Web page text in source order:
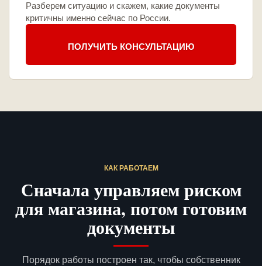
Разберем ситуацию и скажем, какие документы
критичны именно сейчас по России.
ПОЛУЧИТЬ КОНСУЛЬТАЦИЮ
КАК РАБОТАЕМ
Сначала управляем риском
для магазина, потом готовим
документы
Порядок работы построен так, чтобы собственник